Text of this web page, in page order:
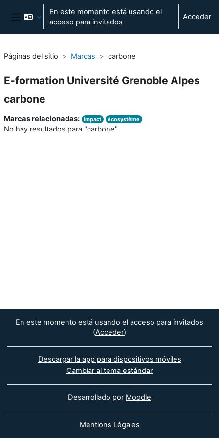
Salta al contenido principal
Panel lateral
En este momento está usando el
acceso para invitados
Acceder
Páginas del sitio Marcas carbone
E-formation Université Grenoble Alpes
carbone
Marcas relacionadas: impact écosystème
No hay resultados para "carbone"
En este momento está usando el acceso para invitados
(Acceder)
Descargar la app para dispositivos móviles
Cambiar al tema estándar
Desarrollado por Moodle
Mentions Légales